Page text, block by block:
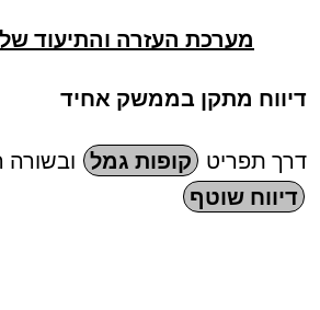
מערכת העזרה והתיעוד
דיווח מתקן בממשק אחיד
דרך תפריט קופות גמל ובשורה
דיווח שוטף